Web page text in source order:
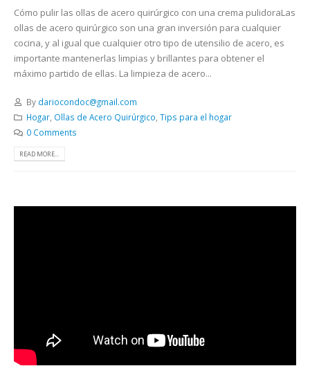
Cómo pulir las ollas de acero quirúrgico con una crema pulidoraLas
ollas de acero quirúrgico son una gran inversión para cualquier
cocina, y al igual que cualquier otro tipo de utensilio de acero, es
importante mantenerlas limpias y brillantes para obtener el
máximo partido de ellas. La limpieza de acero...
By dariocondoc@gmail.com
Hogar, Ollas de Acero Quirúrgico Tips para el hogar
0 Comments
READ MORE...